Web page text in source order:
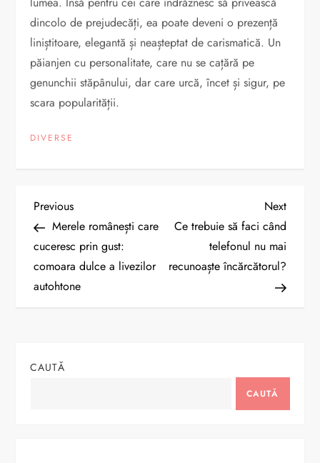
dincolo de prejudecăți, ea poate deveni o prezență
liniștitoare, elegantă și neașteptat de carismatică. Un
păianjen cu personalitate, care nu se cațără pe
genunchii stăpânului, dar care urcă, încet și sigur, pe
scara popularității.
DIVERSE
N
a
v
a
Previous
Post
Previous
Merele românești care
cuceresc prin gust:
comoara dulce a livezilor
autohtone​
Next
Post
Next
Ce trebuie să faci când
telefonul nu mai
recunoaște încărcătorul?
CAUTĂ
CAUTĂ